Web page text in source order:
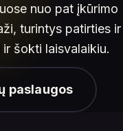
nuo pat įkūrimo
turintys patirties ir
šokti laisvalaikiu.
paslaugos